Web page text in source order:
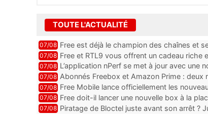
TOUTE L'ACTUALITÉ
07/08 Free est déjà le champion des chaînes et
encore au moin...
07/08 Free et RTL9 vous offrent un cadeau
l’obtenir
07/08 L’application nPerf se met à jour avec une
Mobile, Orange, SFR ...
07/08 Abonnés Freebox et Amazon Prime : deux
07/08 Free Mobile lance officiellement les
des promos et des cadeaux
07/08 Free doit-il lancer une nouvelle box à la
07/08 Piratage de Bloctel juste avant son arrêt ?